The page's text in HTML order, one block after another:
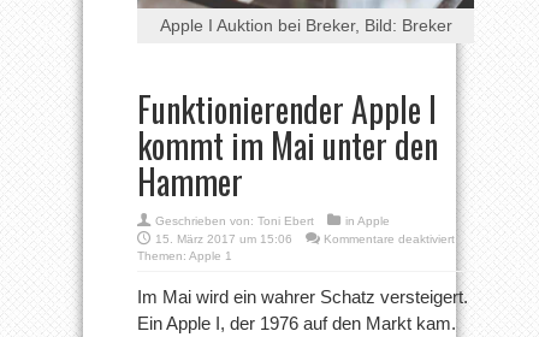
Apple I Auktion bei Breker, Bild: Breker
Funktionierender Apple I
kommt im Mai unter den
Hammer
Geschrieben von: Toni Ebert in Apple
15. März 2017 um 15:06
Kommentare deaktiviertfür
Apple
kommt
Themen: Apple 1
Im Mai wird ein wahrer Schatz versteigert.
Ein Apple I, der 1976 auf den Markt kam.